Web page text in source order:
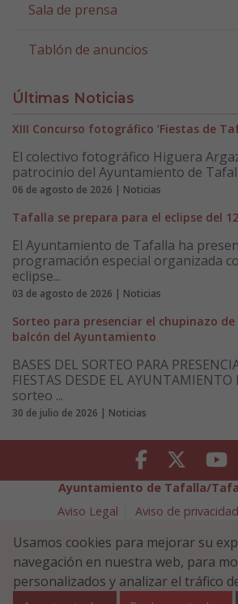
Sala de prensa
Tablón de anuncios
Últimas Noticias
XIII Concurso fotográfico ‘Fiestas de
El colectivo fotográfico Higuera
patrocinio del Ayuntamiento de
06 de agosto de 2026 | Noticias
Tafalla se prepara para el eclipse del
El Ayuntamiento de Tafalla ha
programación especial organizada
eclipse...
03 de agosto de 2026 | Noticias
Sorteo para presenciar el chupinazo de
balcón del Ayuntamiento
BASES DEL SORTEO PARA
FIESTAS DESDE EL AYUNTAMIENTO
sorteo ...
30 de julio de 2026 | Noticias
Facebook Twitter
Ayuntamiento de Tafalla/
Aviso Legal
Aviso de privacidad
Política de Seguridad de
Plaza Navarra 5 - 31300 Tafalla
Usamos cookies para mejorar su
navegación en nuestra web, para
personalizados y analizar el tráfico